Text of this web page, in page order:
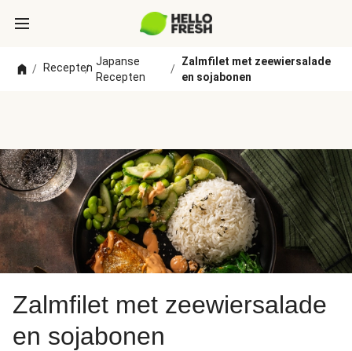
/ Recepten
/
Japanse
Recepten
/
Zalmfilet met zeewiersalade
en sojabonen
Zalmfilet met zeewiersalade
en sojabonen